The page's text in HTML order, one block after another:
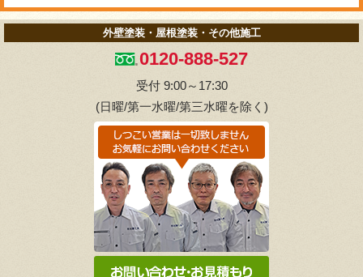
外壁塗装・屋根塗装・その他施工
0120-888-527
受付 9:00～17:30
(日曜/第一水曜/第三水曜を除く)